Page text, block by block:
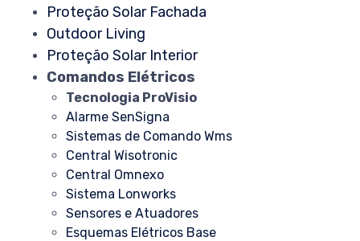
Proteção Solar Fachada
Outdoor Living
Proteção Solar Interior
Comandos Elétricos
Tecnologia ProVisio
Alarme SenSigna
Sistemas de Comando Wms
Central Wisotronic
Central Omnexo
Sistema Lonworks
Sensores e Atuadores
Esquemas Elétricos Base